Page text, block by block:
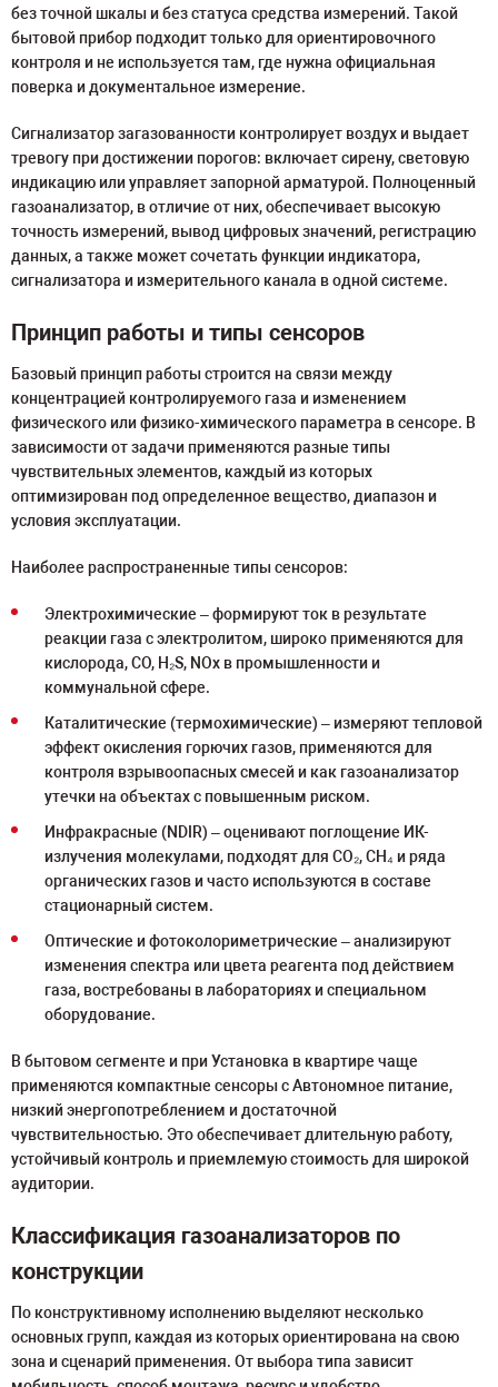
без точной шкалы и без статуса средства измерений. Такой
бытовой прибор подходит только для ориентировочного
контроля и не используется там, где нужна официальная
поверка и документальное измерение.
Сигнализатор загазованности контролирует воздух и выдает
тревогу при достижении порогов: включает сирену, световую
индикацию или управляет запорной арматурой. Полноценный
газоанализатор, в отличие от них, обеспечивает высокую
точность измерений, вывод цифровых значений, регистрацию
данных, а также может сочетать функции индикатора,
сигнализатора и измерительного канала в одной системе.
Принцип работы и типы сенсоров
Базовый принцип работы строится на связи между
концентрацией контролируемого газа и изменением
физического или физико-химического параметра в сенсоре. В
зависимости от задачи применяются разные типы
чувствительных элементов, каждый из которых
оптимизирован под определенное вещество, диапазон и
условия эксплуатации.
Наиболее распространенные типы сенсоров:
Электрохимические – формируют ток в результате
реакции газа с электролитом, широко применяются для
кислорода, CO, H₂S, NOx в промышленности и
коммунальной сфере.
Каталитические (термохимические) – измеряют тепловой
эффект окисления горючих газов, применяются для
контроля взрывоопасных смесей и как газоанализатор
утечки на объектах с повышенным риском.
Инфракрасные (NDIR) – оценивают поглощение ИК-
излучения молекулами, подходят для CO₂, CH₄ и ряда
органических газов и часто используются в составе
стационарный систем.
Оптические и фотоколориметрические – анализируют
изменения спектра или цвета реагента под действием
газа, востребованы в лабораториях и специальном
оборудование.
В бытовом сегменте и при Установка в квартире чаще
применяются компактные сенсоры с Автономное питание,
низкий энергопотреблением и достаточной
чувствительностью. Это обеспечивает длительную работу,
устойчивый контроль и приемлемую стоимость для широкой
аудитории.
Классификация газоанализаторов по
конструкции
По конструктивному исполнению выделяют несколько
основных групп, каждая из которых ориентирована на свою
зона и сценарий применения. От выбора типа зависит